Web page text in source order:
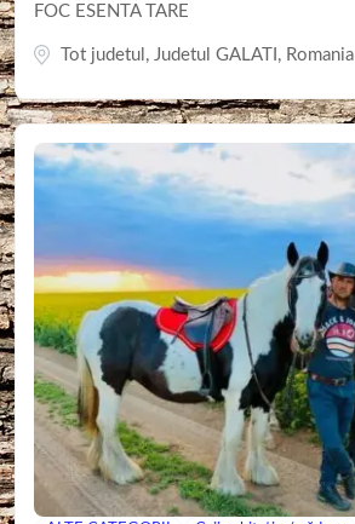
FOC ESENTA TARE
Tot judetul , Judetul GALATI , Romania